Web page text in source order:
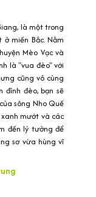
là một trong
miền Bắc. Nằm
Mèo Vạc và
là "vua đèo" với
cũng vô cùng
đèo, bạn sẽ
sông Nho Quế
mướt và các
đến lý tưởng để
sơ vừa hùng vĩ